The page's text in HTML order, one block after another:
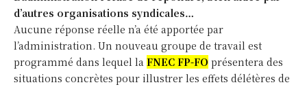
Vie Professionnelle
Salaires et Indemnités
Direction d’école
RIS et Formations
가장 인기 많은
연간
$25
더 알아보기
d’autres organisations syndicales…
Aucune réponse réelle n’a été apportée par
l’administration. Un nouveau groupe de travail est
programmé dans lequel la FNEC FP-FO présentera des
situations concrètes pour illustrer les effets délétères de